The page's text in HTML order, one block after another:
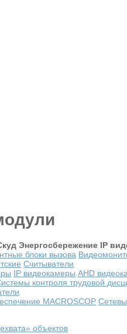
Энергосбережение IP
блоки вызова
Считыватели
IP видеокамеры AHD
контроля трудовой
MACROSCOP
объектов